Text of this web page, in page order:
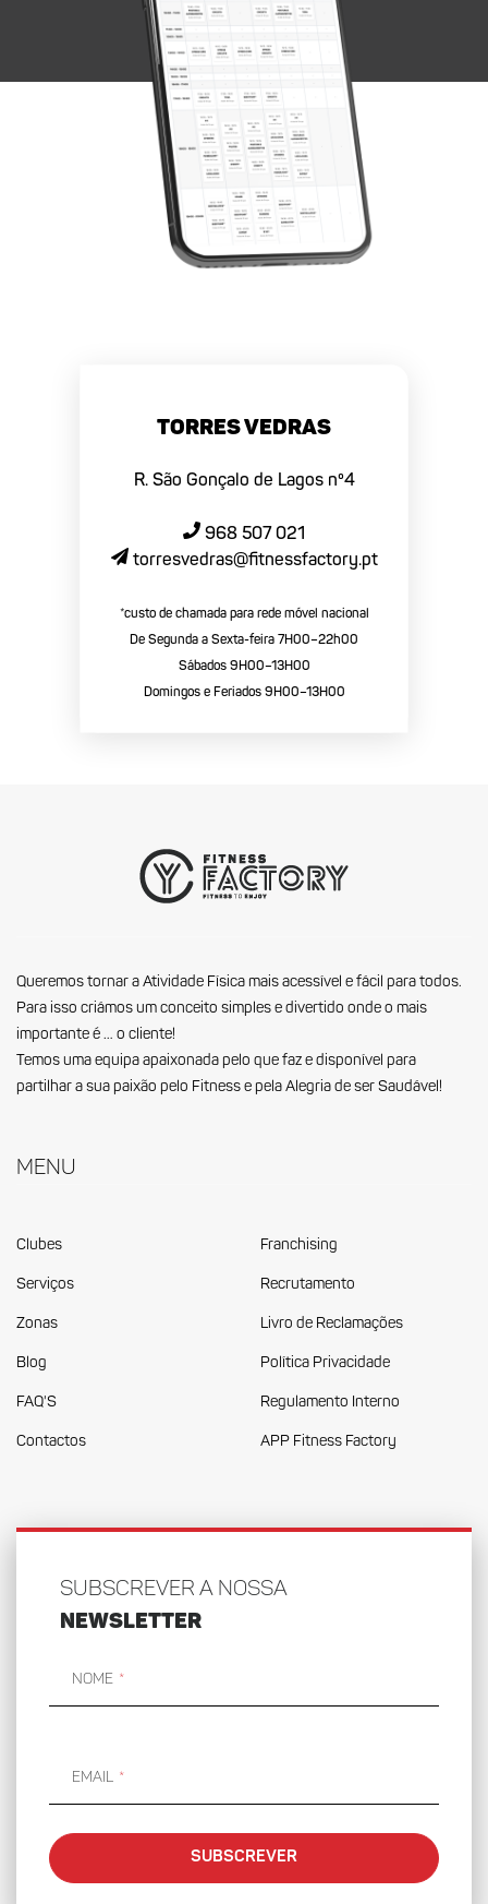
Torres Vedras
R. São Gonçalo de Lagos nº4
968 507 021
torresvedras@fitnessfactory.pt
*custo de chamada para rede móvel nacional
De Segunda a Sexta-feira 7H00–22h00
Sábados 9H00–13H00
Domingos e Feriados 9H00–13H00
Queremos tornar a Atividade Física mais acessível e fácil para todos.
Para isso criámos um conceito simples e divertido onde o mais
importante é … o cliente!
Temos uma equipa apaixonada pelo que faz e disponível para
partilhar a sua paixão pelo Fitness e pela Alegria de ser Saudável!
Menu
Clubes
Serviços
Zonas
Blog
FAQ'S
Contactos
Franchising
Recrutamento
Livro de Reclamações
Política Privacidade
Regulamento Interno
APP Fitness Factory
SUBSCREVER A NOSSA
NEWSLETTER
Nome
Email
SUBSCREVER